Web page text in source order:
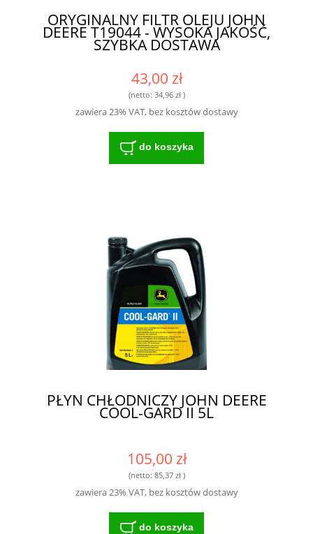
ORYGINALNY FILTR OLEJU JOHN
DEERE T19044 - WYSOKA JAKOŚĆ,
SZYBKA DOSTAWA
43,00 zł
(netto: 34,96 zł)
zawiera 23% VAT, bez kosztów dostawy
do koszyka
PŁYN CHŁODNICZY JOHN DEERE
COOL-GARD II 5L
105,00 zł
(netto: 85,37 zł)
zawiera 23% VAT, bez kosztów dostawy
do koszyka